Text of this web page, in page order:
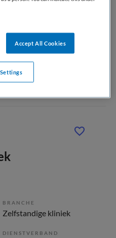
Hieronder staan enkele
op Medische
in zorg en welzijn
BRANCHE
Zelfstandige kliniek
DIENSTVERBAND
Accept All Cookies